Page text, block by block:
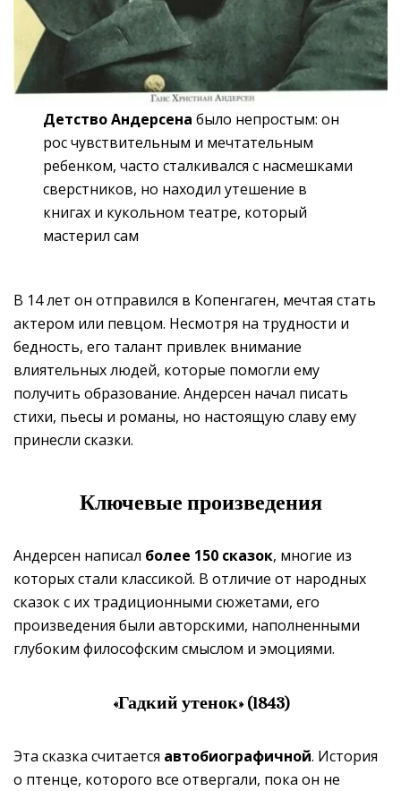
Детство Андерсена было непростым: он
рос чувствительным и мечтательным
ребенком, часто сталкивался с насмешками
сверстников, но находил утешение в
книгах и кукольном театре, который
мастерил сам
В 14 лет он отправился в Копенгаген, мечтая стать
актером или певцом. Несмотря на трудности и
бедность, его талант привлек внимание
влиятельных людей, которые помогли ему
получить образование. Андерсен начал писать
стихи, пьесы и романы, но настоящую славу ему
принесли сказки.
Ключевые произведения
Андерсен написал более 150 сказок, многие из
которых стали классикой. В отличие от народных
сказок с их традиционными сюжетами, его
произведения были авторскими, наполненными
глубоким философским смыслом и эмоциями.
«Гадкий утенок» (1843)
Эта сказка считается автобиографичной. История
о птенце, которого все отвергали, пока он не